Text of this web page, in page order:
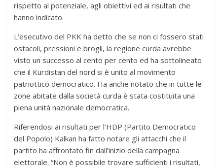
rispetto al potenziale, agli obiettivi ed ai risultati che
hanno indicato.
L’esecutivo del PKK ha detto che se non ci fossero stati
ostacoli, pressioni e brogli, la regione curda avrebbe
visto un successo al cento per cento ed ha sottolineato
che il Kurdistan del nord si è unito al movimento
patriottico democratico. Ha anche notato che in tutte le
zone abitate dalla società curda è stata costituita una
piena unità nazionale democratica.
Riferendosi ai risultati per l’HDP (Partito Democratico
del Popolo) Kalkan ha fatto notare gli attacchi che il
partito ha affrontato fin dall’inizio della campagna
elettorale. “Non è possibile trovare sufficienti i risultati,